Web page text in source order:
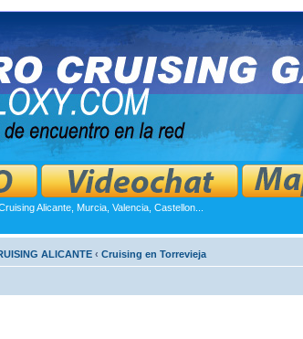
Alicante, Murcia, Valencia, Castellon...
ALICANTE ‹ Cruising en Torrevieja